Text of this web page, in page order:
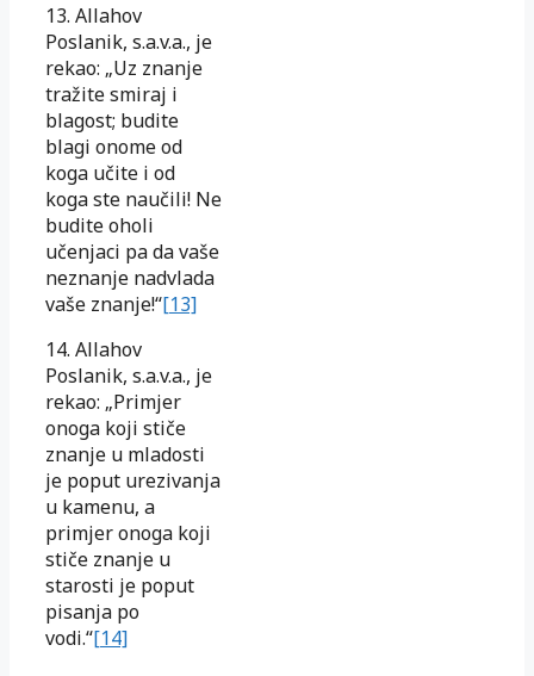
13. Allahov
Poslanik, s.a.v.a., je
rekao: „Uz znanje
tražite smiraj i
blagost; budite
blagi onome od
koga učite i od
koga ste naučili! Ne
budite oholi
učenjaci pa da vaše
neznanje nadvlada
vaše znanje!“[13]
14. Allahov
Poslanik, s.a.v.a., je
rekao: „Primjer
onoga koji stiče
znanje u mladosti
je poput urezivanja
u kamenu, a
primjer onoga koji
stiče znanje u
starosti je poput
pisanja po
vodi.“[14]